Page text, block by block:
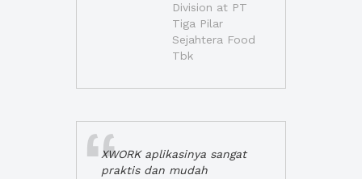
Division at PT
Tiga Pilar
Sejahtera Food
Tbk
XWORK aplikasinya sangat
praktis dan mudah